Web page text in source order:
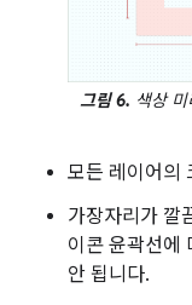
그림 6. 색상
모든 레이어의
가장자리가 깔
이콘 윤곽선에
안 됩니다.